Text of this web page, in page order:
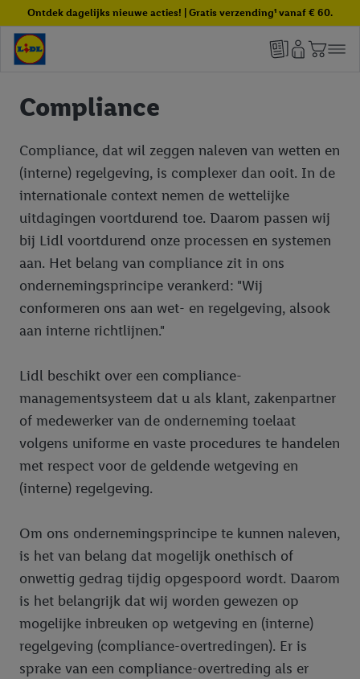
Ontdek dagelijks nieuwe acties! | Gratis verzending¹ vanaf € 60.
Compliance
Compliance, dat wil zeggen naleven van wetten en
(interne) regelgeving, is complexer dan ooit. In de
internationale context nemen de wettelijke
uitdagingen voortdurend toe. Daarom passen wij
bij Lidl voortdurend onze processen en systemen
aan. Het belang van compliance zit in ons
ondernemingsprincipe verankerd: "Wij
conformeren ons aan wet- en regelgeving, alsook
aan interne richtlijnen."
Lidl beschikt over een compliance-
managementsysteem dat u als klant, zakenpartner
of medewerker van de onderneming toelaat
volgens uniforme en vaste procedures te handelen
met respect voor de geldende wetgeving en
(interne) regelgeving.
Om ons ondernemingsprincipe te kunnen naleven,
is het van belang dat mogelijk onethisch of
onwettig gedrag tijdig opgespoord wordt. Daarom
is het belangrijk dat wij worden gewezen op
mogelijke inbreuken op wetgeving en (interne)
regelgeving (compliance-overtredingen). Er is
sprake van een compliance-overtreding als er